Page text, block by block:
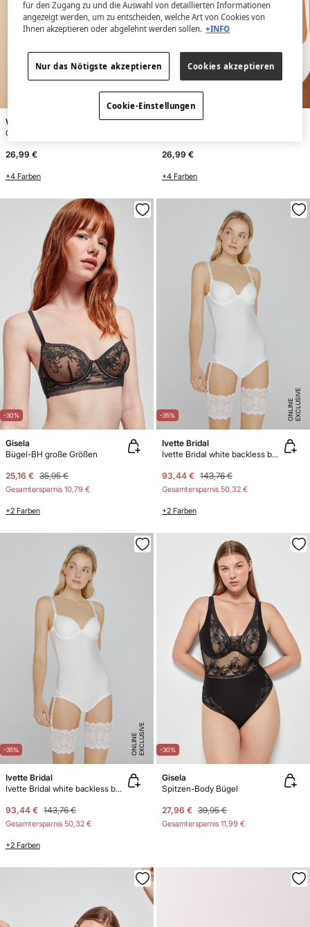
Women'secret
26,99 €
+4 Farben
Women'secret
26,99 €
+4 Farben
-30%
Gisela
Bügel-BH große Größen
25,16 € 35,95 €
Gesamtersparnis 10,79 €
+2 Farben
-35% E
X
C
L
U
SI
V
E
O
N
LI
N
E
Ivette Bridal
Ivette Bridal white backless bodysuit with push-up cups
93,44 € 143,76 €
Gesamtersparnis 50,32 €
+2 Farben
-35% E
X
C
L
U
SI
V
E
O
N
LI
N
E
Ivette Bridal
Ivette Bridal white backless bodysuit with push-up cups
93,44 € 143,76 €
Gesamtersparnis 50,32 €
+2 Farben
-30%
Gisela
Spitzen-Body Bügel
27,96 € 39,95 €
Gesamtersparnis 11,99 €
für den Zugang zu und die Auswahl von detaillierten Informationen
angezeigt werden, um zu entscheiden, welche Art von Cookies von
Ihnen akzeptieren oder abgelehnt werden sollen. +INFO
Nur das Nötigste akzeptieren Cookies akzeptieren
Cookie-Einstellungen